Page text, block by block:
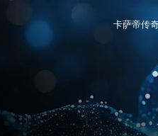
卡萨帝传